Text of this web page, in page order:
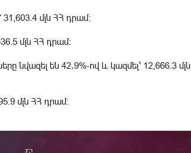
մլն ՀՀ դրամ։
մլն ՀՀ դրամ։
նվազել են 42․9%-ով և կազմել՝ 12,666.3 մլն
մլն ՀՀ դրամ։